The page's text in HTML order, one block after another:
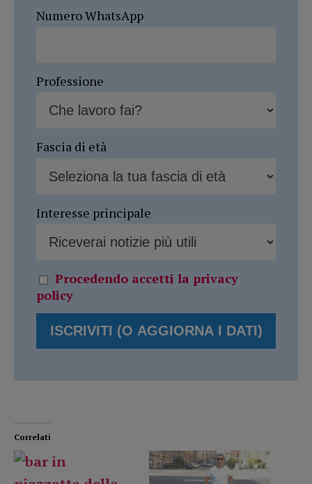
Numero WhatsApp
Professione
Fascia di età
Interesse principale
Procedendo accetti la privacy
policy
Correlati